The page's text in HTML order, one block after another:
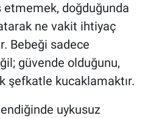
doğduğunda
ne vakit ihtiyaç
Bebeği sadece
güvende olduğunu,
şefkatle kucaklamaktır.
uykusuz